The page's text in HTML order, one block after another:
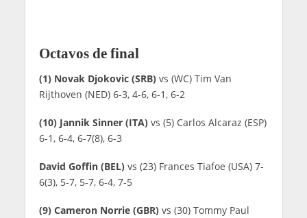
Octavos de final
(1) Novak Djokovic (SRB)vs (WC) Tim Van
Rijthoven (NED) 6-3, 4-6, 6-1, 6-2
(10) Jannik Sinner (ITA)vs (5) Carlos Alcaraz (ESP)
6-1, 6-4, 6-7(8), 6-3
David Goffin (BEL)vs (23) Frances Tiafoe (USA) 7-
6(3), 5-7, 5-7, 6-4, 7-5
(9) Cameron Norrie (GBR)vs (30) Tommy Paul